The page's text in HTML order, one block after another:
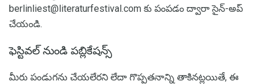
berlinliest@literaturfestival.com కు పంపడం ద్వారా సైన్-అప్
చేయండి.
ఫెస్టివల్ నుండి పబ్లికేషన్స్
మీరు పండుగను చేయలేరని లేదా గొప్పతనాన్ని తాకినట్లయితే, ఈ